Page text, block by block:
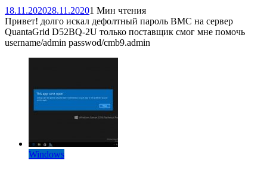
18.11.202028.11.20201 Мин чтения
Привет! долго искал дефолтный пароль BMC на сервер
QuantaGrid D52BQ-2U только поставщик смог мне помочь
username/admin passwod/cmb9.admin
Windows